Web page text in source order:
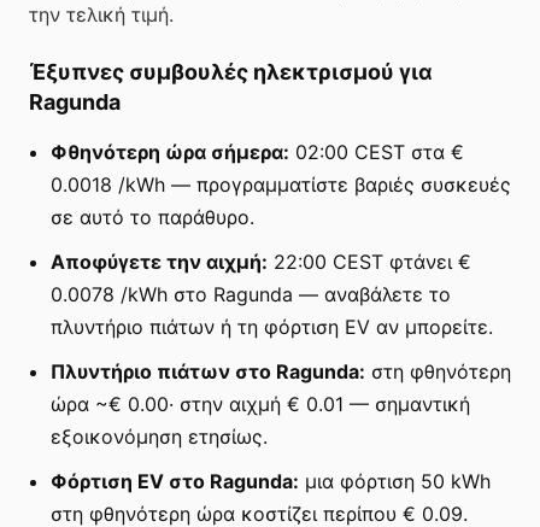
την τελική τιμή.
Έξυπνες συμβουλές ηλεκτρισμού για
Ragunda
Φθηνότερη ώρα σήμερα: 02:00 CEST στα €
0.0018 /kWh — προγραμματίστε βαριές συσκευές
σε αυτό το παράθυρο.
Αποφύγετε την αιχμή: 22:00 CEST φτάνει €
0.0078 /kWh στο Ragunda — αναβάλετε το
πλυντήριο πιάτων ή τη φόρτιση EV αν μπορείτε.
Πλυντήριο πιάτων στο Ragunda: στη φθηνότερη
ώρα ~€ 0.00· στην αιχμή € 0.01 — σημαντική
εξοικονόμηση ετησίως.
Φόρτιση EV στο Ragunda: μια φόρτιση 50 kWh
στη φθηνότερη ώρα κοστίζει περίπου € 0.09.